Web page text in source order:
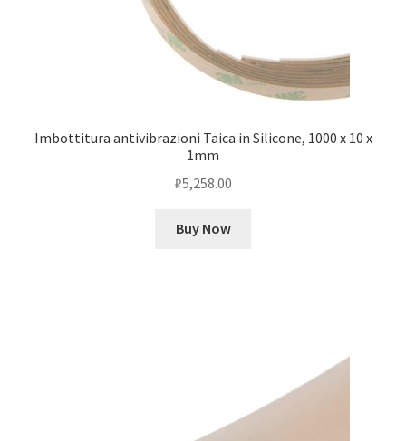
Imbottitura antivibrazioni Taica in Silicone, 1000 x 10 x
1mm
₽5,258.00
Buy Now